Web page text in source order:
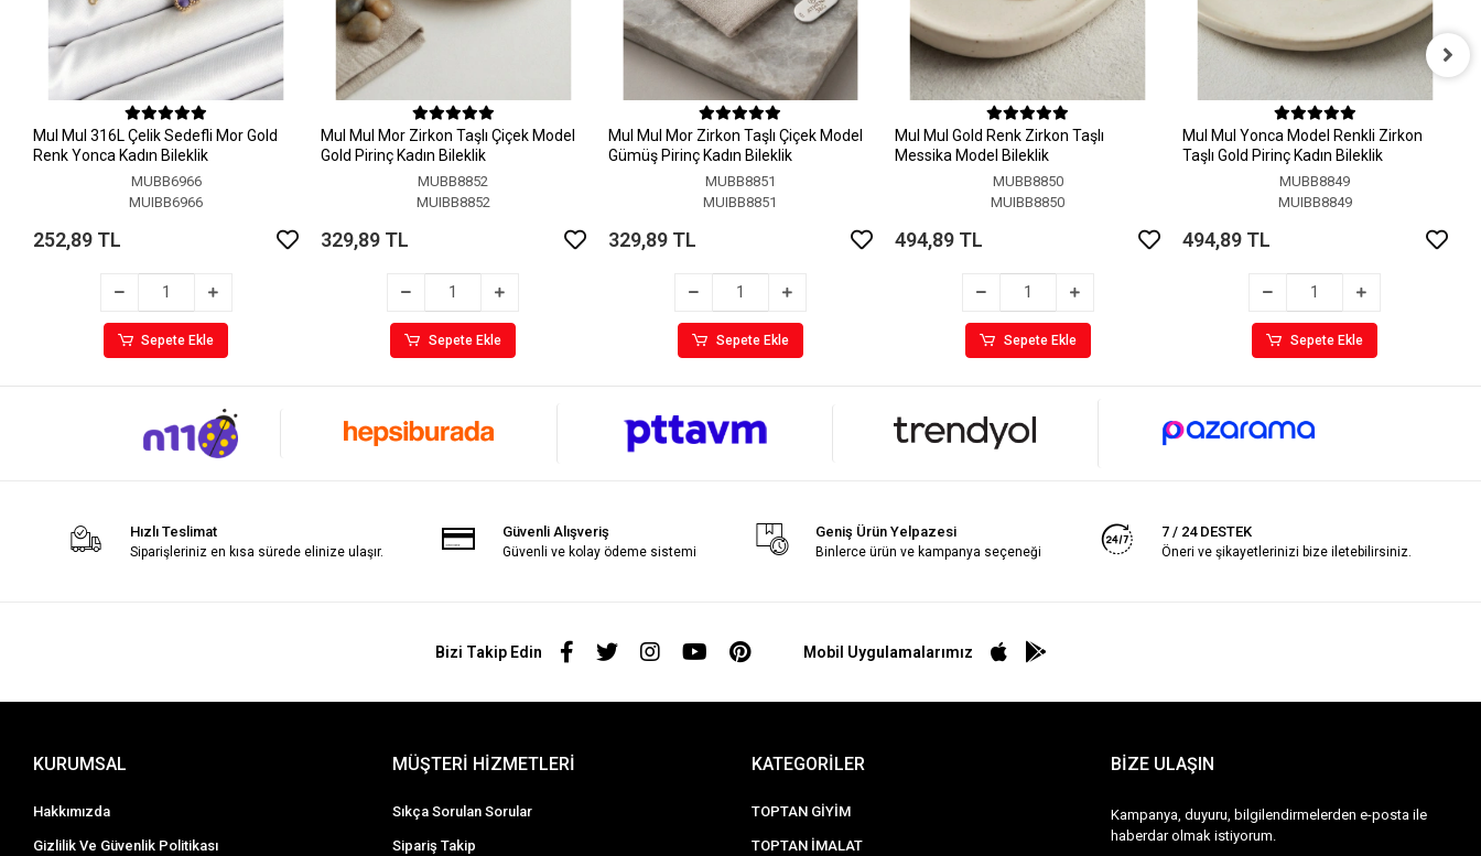
MuI MuI 316L Çelik Sedefli Mor Gold
Renk Yonca Kadın Bileklik
MUBB6966
MUIBB6966
252,89 TL
Sepete Ekle
MuI MuI Mor Zirkon Taşlı Çiçek Model
Gold Pirinç Kadın Bileklik
MUBB8852
MUIBB8852
329,89 TL
Sepete Ekle
MuI MuI Mor Zirkon Taşlı Çiçek Model
Gümüş Pirinç Kadın Bileklik
MUBB8851
MUIBB8851
329,89 TL
Sepete Ekle
MuI MuI Gold Renk Zirkon Taşlı
Messika Model Bileklik
MUBB8850
MUIBB8850
494,89 TL
Sepete Ekle
MuI MuI Yonca Model Renkli Zirkon
Taşlı Gold Pirinç Kadın Bileklik
MUBB8849
MUIBB8849
494,89 TL
Sepete Ekle
Hızlı Teslimat
Siparişleriniz en kısa sürede elinize ulaşır.
Güvenli Alışveriş
Güvenli ve kolay ödeme sistemi
Geniş Ürün Yelpazesi
Binlerce ürün ve kampanya seçeneği
7 / 24 DESTEK
Öneri ve şikayetlerinizi bize iletebilirsiniz.
Bizi Takip Edin Mobil Uygulamalarımız
KURUMSAL
Hakkımızda
Gizlilik Ve Güvenlik Politikası
MÜŞTERİ HİZMETLERİ
Sıkça Sorulan Sorular
Sipariş Takip
KATEGORİLER
TOPTAN GİYİM
TOPTAN İMALAT
BİZE ULAŞIN
Kampanya, duyuru, bilgilendirmelerden e-posta ile
haberdar olmak istiyorum.